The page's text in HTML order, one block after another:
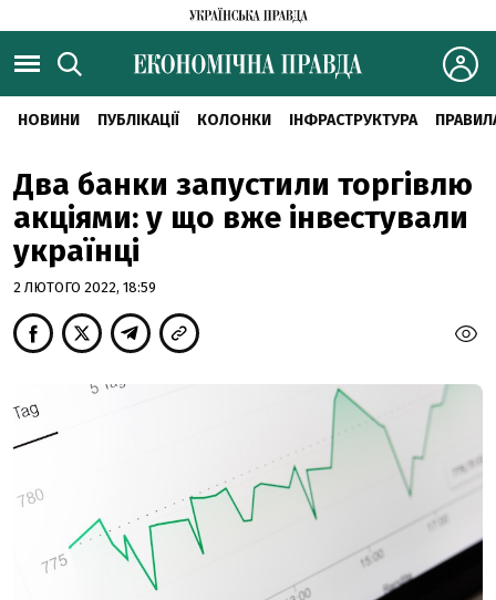
НОВИНИ ПУБЛІКАЦІЇ КОЛОНКИ ІНФРАСТРУКТУРА
Два банки запустили торгівлю
акціями: у що вже інвестували
українці
2 ЛЮТОГО 2022, 18:59